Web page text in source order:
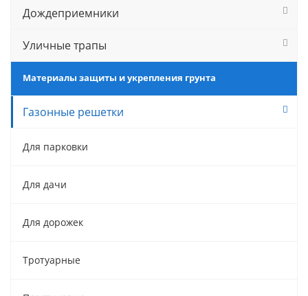
Дождеприемники
Уличные трапы
Материалы защиты и укрепления грунта
Газонные решетки
Для парковки
Для дачи
Для дорожек
Тротуарные